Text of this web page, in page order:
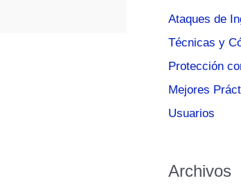
Ataques de
Técnicas y
Protección
Mejores
Usuarios
Archivos